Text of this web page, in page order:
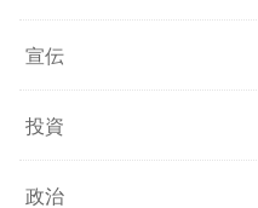
宣伝
投資
政治